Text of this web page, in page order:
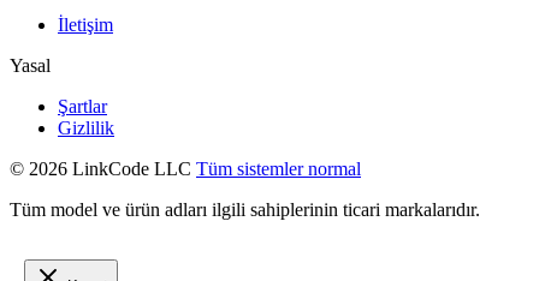
İletişim
Yasal
Şartlar
Gizlilik
© 2026 LinkCode LLC Tüm sistemler normal
Tüm model ve ürün adları ilgili sahiplerinin ticari markalarıdır.